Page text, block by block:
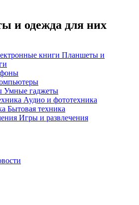
и одежда для них
Планшеты и
Умные гаджеты
Аудио и фототехника
Бытовая техника
Игры и развлечения